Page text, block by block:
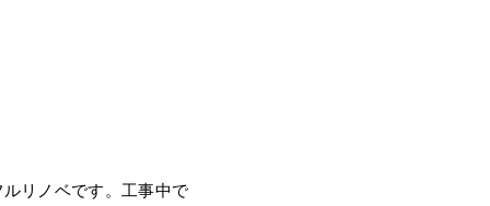
リノベです。工事中で